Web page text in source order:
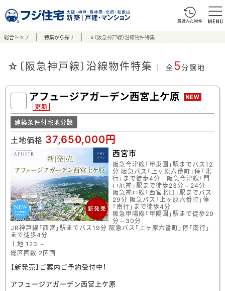
総合トップ 特集から探す ☆〔阪急神戸線〕沿線物件特集
☆〔阪急神戸線〕沿線物件特集 全5分譲地
アフュージアガーデン西宮上ケ原
NEW
更新
建築条件付宅地分譲
土地価格 37,650,000円
西宮市
阪急今津線「甲東園」駅までバス12
分 阪急バス「上ヶ原六番町」停「北
行」まで徒歩4分 阪急今津線「門
戸厄神」駅まで徒歩23分～24分
阪急神戸線「西宮北口」駅までバス
29分 阪急バス「上ヶ原六番町」停
「南行」まで徒歩4分
阪急甲陽線「甲陽園」駅まで徒歩29
分～30分
JR神戸線「西宮」駅までバス19分 阪急バス「上ヶ原六番町」停「南行」
まで徒歩4分
土地 123 ～
総区画数 2区画
【新発売】ご案内ご予約受付中！
アフュージアガーデン西宮上ケ原